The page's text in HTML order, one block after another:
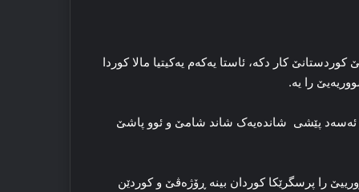
کار دکه‌، ئاستا یه‌که‌م یه‌کیتیا مالا کوردا
را یه‌.
ئه‌سه‌د پێشی شانده‌یه‌ک شاند شامێ و ئوو پاشێ
را پرسگرێکا کوردان بینه‌ ڕۆژه‌ڤێ و کوردێن